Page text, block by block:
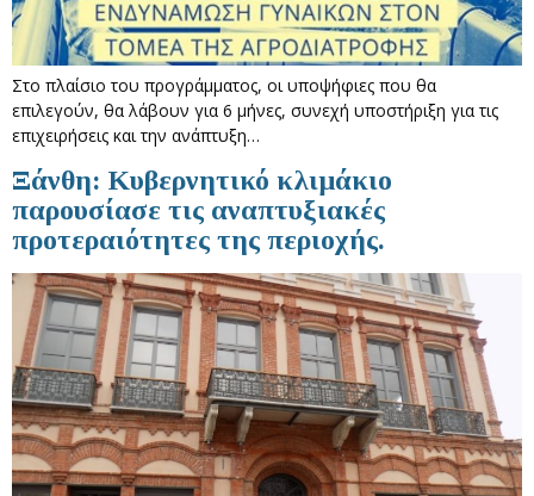
Στο πλαίσιο του προγράμματος, οι υποψήφιες που θα
επιλεγούν, θα λάβουν για 6 μήνες, συνεχή υποστήριξη για τις
επιχειρήσεις και την ανάπτυξη…
Ξάνθη: Κυβερνητικό κλιμάκιο
παρουσίασε τις αναπτυξιακές
προτεραιότητες της περιοχής.